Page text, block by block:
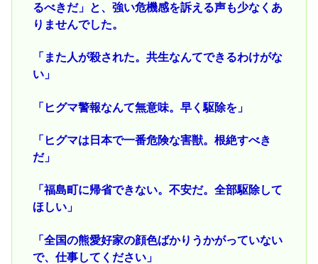
るべきだ」と、強い危機感を訴える声も少なくあ
りませんでした。
「また人が殺された。共生なんてできるわけがな
い」
「ヒグマ警報なんて無意味。早く駆除を」
「ヒグマは日本で一番危険な害獣。根絶すべき
だ」
「福島町に帰省できない。不安だ。全部駆除して
ほしい」
「全国の熊愛好家の顔色ばかりうかがっていない
で、仕事してください」